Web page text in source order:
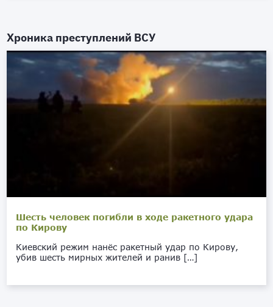
Хроника преступлений ВСУ
Шесть человек погибли в ходе ракетного удара
по Кирову
Киевский режим нанёс ракетный удар по Кирову,
убив шесть мирных жителей и ранив […]